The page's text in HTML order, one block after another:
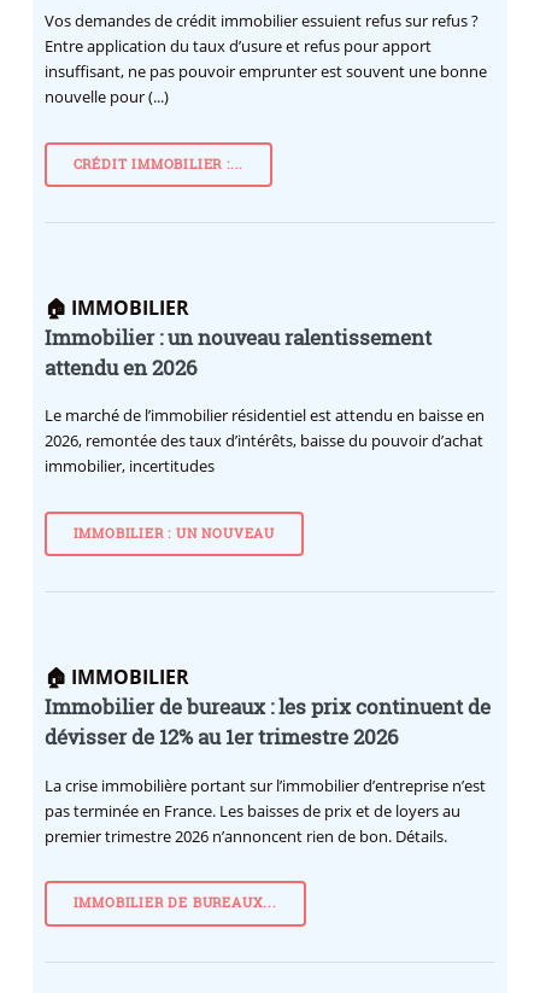
Vos demandes de crédit immobilier essuient refus sur refus ?
Entre application du taux d’usure et refus pour apport
insuffisant, ne pas pouvoir emprunter est souvent une bonne
nouvelle pour (...)
CRÉDIT IMMOBILIER :...
🏠 IMMOBILIER
Immobilier : un nouveau ralentissement
attendu en 2026
Le marché de l’immobilier résidentiel est attendu en baisse en
2026, remontée des taux d’intérêts, baisse du pouvoir d’achat
immobilier, incertitudes
IMMOBILIER : UN NOUVEAU
🏠 IMMOBILIER
Immobilier de bureaux : les prix continuent de
dévisser de 12% au 1er trimestre 2026
La crise immobilière portant sur l’immobilier d’entreprise n’est
pas terminée en France. Les baisses de prix et de loyers au
premier trimestre 2026 n’annoncent rien de bon. Détails.
IMMOBILIER DE BUREAUX...